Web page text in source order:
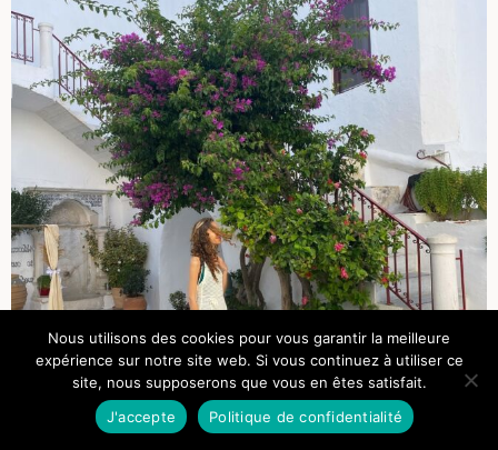
Nous utilisons des cookies pour vous garantir la meilleure
expérience sur notre site web. Si vous continuez à utiliser ce
site, nous supposerons que vous en êtes satisfait.
J'accepte
Politique de confidentialité